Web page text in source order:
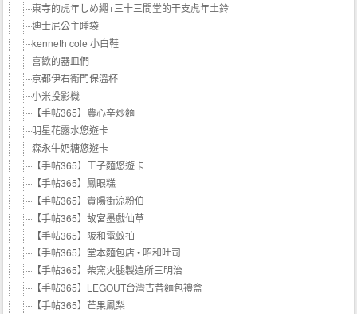
東寺的虎年しめ繩+三十三間堂的干支虎年土鈴
迪士尼公主睡袋
kenneth cole 小白鞋
喜歡的器皿們
京都伊右衛門保溫杯
小米投影機
【手帖365】農心辛炒麵
明星花露水悠遊卡
森永牛奶糖悠遊卡
【手帖365】王子麵悠遊卡
【手帖365】鳳眼糕
【手帖365】貴陽街涼粉伯
【手帖365】故宮墨戲仙草
【手帖365】阪和電蚊拍
【手帖365】堂本麵包店 • 昭和吐司
【手帖365】柴窯火腿製造所三明治
【手帖365】LEGOUT台灣古昔麵包禮盒
【手帖365】芒果鳳梨